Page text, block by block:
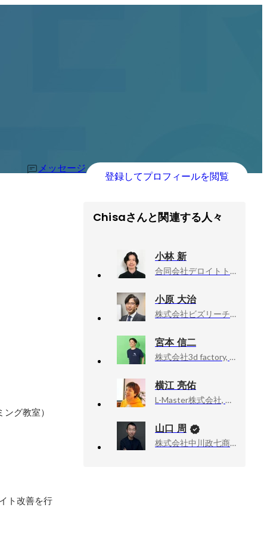
メッセージ
登録してプロフィールを閲覧
グ教室）
ト改善を行
Chisaさんと関連する人々
小林 新
合同会社デロイトトーマツ, Senior Creative Designer
小原 大治
株式会社ビズリーチ, HRMOS採用CS部 部長
宮本 信二
株式会社3d factory, デザイナー・エンジニア・代表取締役
横江 亮佑
L-Master株式会社, 代表取締役CEO兼CTO
山口 周
株式会社中川政七商店, 社外取締役